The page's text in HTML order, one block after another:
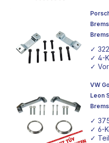
✓
✓ 4-
✓
VW
Leon
✓
✓ 6-
✓